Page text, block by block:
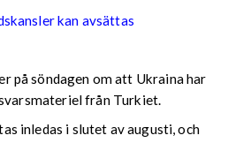
kan avsättas
på söndagen om att Ukraina har
från Turkiet.
inledas i slutet av augusti, och